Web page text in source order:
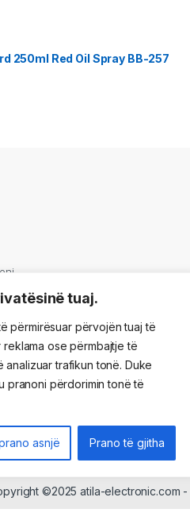
tuaj.
përmirësuar përvojën tuaj të
ose përmbajtje të
trafikun tonë. Duke
pranoni përdorimin tonë të
asnjë Prano të gjitha
250ml Red Oil Spray BB-257
48 717
ngjitur me dyqanin One, Tirane
©2025 atila-electronic.com